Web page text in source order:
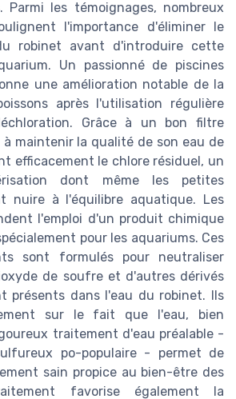
Parmi les témoignages, nombreux
l'importance d'éliminer le
robinet avant d'introduire cette
Un passionné de piscines
une amélioration notable de la
après l'utilisation régulière
Grâce à un bon filtre
à maintenir la qualité de son eau de
efficacement le chlore résiduel, un
dont même les petites
nuire à l'équilibre aquatique. Les
l'emploi d'un produit chimique
pour les aquariums. Ces
sont formulés pour neutraliser
de soufre et d'autres dérivés
présents dans l'eau du robinet. Ils
sur le fait que l'eau, bien
traitement d'eau préalable -
po-populaire - permet de
sain propice au bien-être des
favorise également la